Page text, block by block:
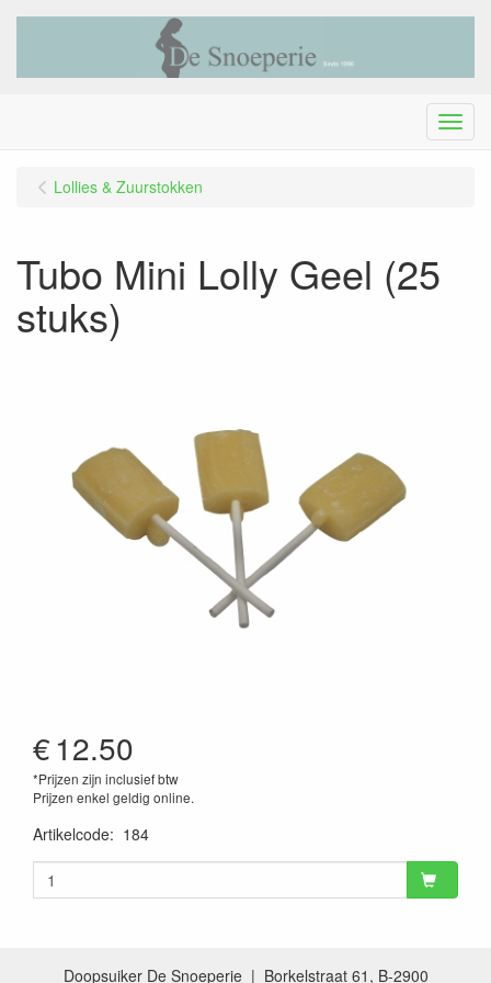
Menu
Lollies & Zuurstokken
Tubo Mini Lolly Geel (25
stuks)
€12.50
*Prijzen zijn inclusief btw
Prijzen enkel geldig online.
Artikelcode: 184
Doopsuiker De Snoeperie | Borkelstraat 61, B-2900